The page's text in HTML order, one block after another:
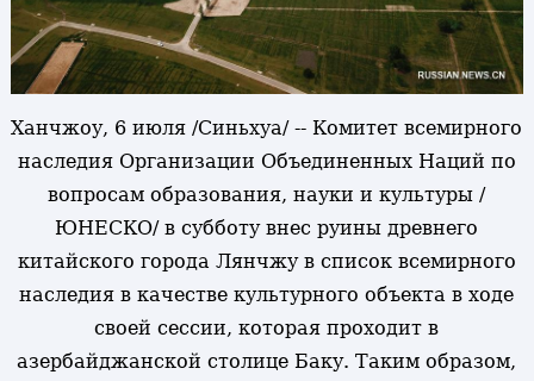
Ханчжоу, 6 июля /Синьхуа/ -- Комитет всемирного
наследия Организации Объединенных Наций по
вопросам образования, науки и культуры /
ЮНЕСКО/ в субботу внес руины древнего
китайского города Лянчжу в список всемирного
наследия в качестве культурного объекта в ходе
своей сессии, которая проходит в
азербайджанской столице Баку. Таким образом,